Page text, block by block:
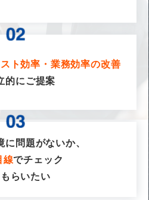
ト効率・業務効率の改善
的にご提案
に問題がないか、
線でチェック
らいたい